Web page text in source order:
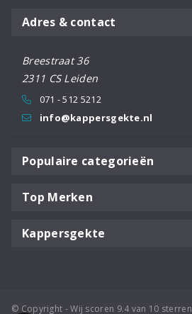
Adres & contact
Breestraat 36
2311 CS Leiden
071 - 512 5212
info@kappersgekte.nl
Populaire categorieën
Top Merken
Kappersgekte
© Copyright - Wij scoren 9.4 van 10 sterren